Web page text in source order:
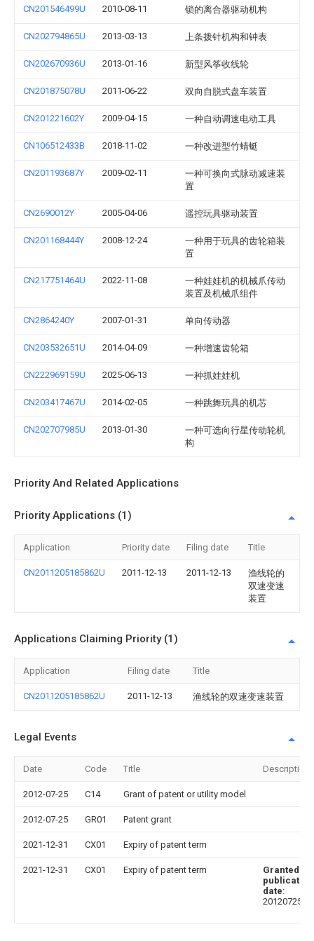
CN201546499U 2010-08-11 锁的离合器驱动机构
CN202794865U 2013-03-13 上条拨针机构和钟表
CN202670936U 2013-01-16 新型风筝收线轮
CN201875078U 2011-06-22 双向自脱式盘车装置
CN201221602Y 2009-04-15 一种自动调速电动工具
CN106512433B 2018-11-02 一种改进型竹蜻蜓
CN201193687Y 2009-02-11
一种可换向式脉动减速装
置
CN2690012Y 2005-04-06 遥控玩具驱动装置
CN201168444Y 2008-12-24
一种用于玩具的齿轮箱装
置
CN217751464U 2022-11-08
一种娃娃机的机械爪传动
装置及机械爪组件
CN2864240Y 2007-01-31 单向传动器
CN203532651U 2014-04-09 一种增速齿轮箱
CN222969159U 2025-06-13 一种抓娃娃机
CN203417467U 2014-02-05 一种跳舞玩具的机芯
CN202707985U 2013-01-30
一种可选向行星传动轮机
构
Priority And Related Applications
Priority Applications (1)
Application Priority date Filing date Title
CN2011205185862U 2011-12-13 2011-12-13
渔线轮的
双速变速
装置
Applications Claiming Priority (1)
Application Filing date Title
CN2011205185862U 2011-12-13 渔线轮的双速变速装置
Legal Events
Date Code Title Description
2012-07-25 C14 Grant of patent or utility model
2012-07-25 GR01 Patent grant
2021-12-31 CX01 Expiry of patent term
2021-12-31 CX01 Expiry of patent term
Granted
publication
date:
20120725